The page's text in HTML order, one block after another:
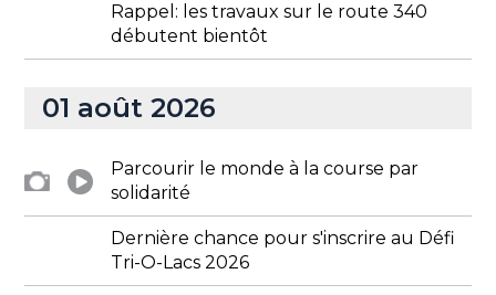
Rappel: les travaux sur le route 340
débutent bientôt
01 août 2026
Parcourir le monde à la course par
solidarité
Dernière chance pour s'inscrire au Défi
Tri-O-Lacs 2026